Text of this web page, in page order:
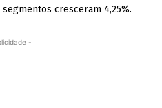
cresceram 4,25%.
-